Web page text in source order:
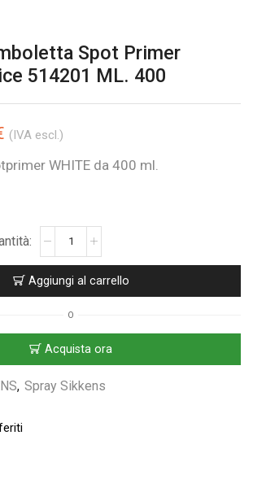
Spot Primer
514201 ML. 400
(IVA escl.)
WHITE da 400 ml.
Aggiungi al carrello
O
Acquista ora
, Spray Sikkens